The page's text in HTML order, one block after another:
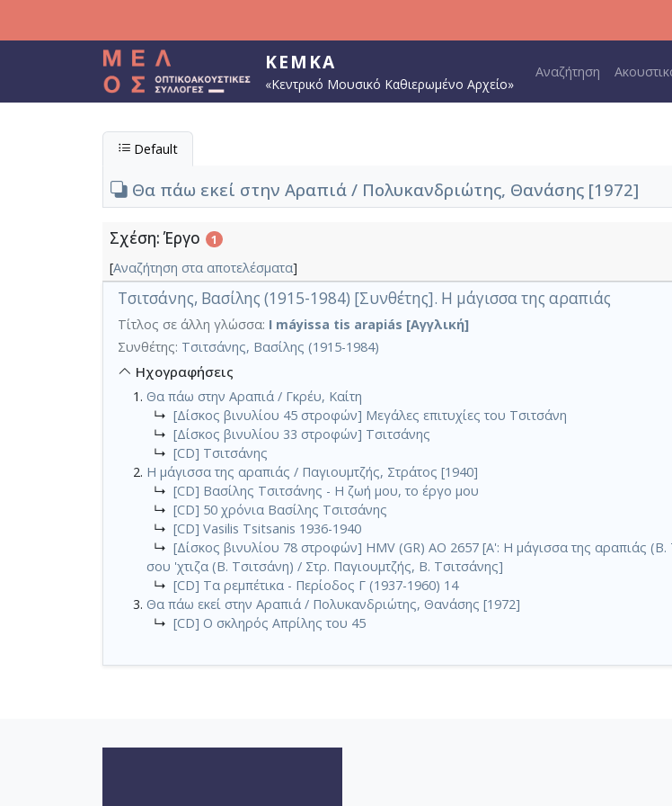
ΚΕΜΚΑ
«Κεντρικό Μουσικό Καθιερωμένο Αρχείο»
Main navigation
Αναζήτηση
Default
Θα πάω εκεί στην Αραπιά / Πολυκανδριώτης, Θανάσης [1972]
Σχέση: Έργο 1
[Αναζήτηση στα αποτελέσματα]
Τσιτσάνης, Βασίλης (1915-1984) [Συνθέτης]. Η μάγισσα της αραπιάς
Τίτλος σε άλλη γλώσσα: I máyissa tis arapiás [Αγγλική]
Συνθέτης: Τσιτσάνης, Βασίλης (1915-1984)
Ηχογραφήσεις
Θα πάω στην Αραπιά / Γκρέυ, Καίτη
↳ [Δίσκος βινυλίου 45 στροφών] Μεγάλες επιτυχίες του Τσιτσάνη
↳ [Δίσκος βινυλίου 33 στροφών] Τσιτσάνης
↳ [CD] Τσιτσάνης
Η μάγισσα της αραπιάς / Παγιουμτζής, Στράτος [1940]
↳ [CD] Βασίλης Τσιτσάνης - Η ζωή μου, το έργο μου
↳ [CD] 50 χρόνια Βασίλης Τσιτσάνης
↳ [CD] Vasilis Tsitsanis 1936-1940
↳ [Δίσκος βινυλίου 78 στροφών] HMV (GR) AO 2657 [Α': Η μάγισσα της αραπιάς
σου 'χτιζα (Β. Τσιτσάνη) / Στρ. Παγιουμτζής, Β. Τσιτσάνης]
↳ [CD] Τα ρεμπέτικα - Περίοδος Γ (1937-1960) 14
Θα πάω εκεί στην Αραπιά / Πολυκανδριώτης, Θανάσης [1972]
↳ [CD] Ο σκληρός Απρίλης του 45